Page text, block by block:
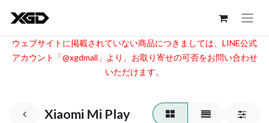
ウェブサイトに掲載されていない商品につきましては、LINE公式
アカウント「@xgdmall」より、お取り寄せの可否をお問い合わせ
いただけます。​
Xiaomi Mi Play